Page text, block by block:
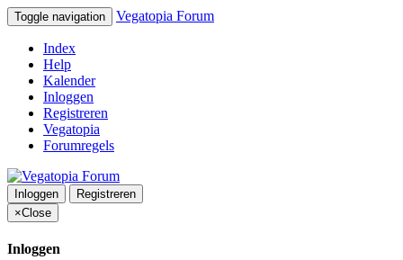
Toggle navigation Vegatopia Forum
Index
Help
Kalender
Inloggen
Registreren
Vegatopia
Forumregels
Inloggen
Registreren
×Close
Inloggen